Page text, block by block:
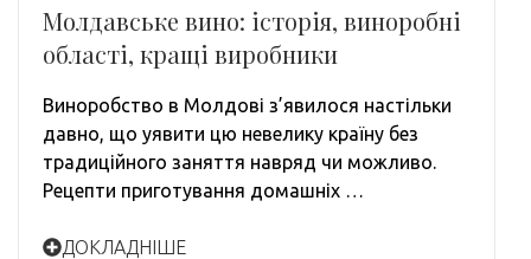
Молдавське вино: історія, виноробні
області, кращі виробники
Виноробство в Молдові з’явилося настільки
давно, що уявити цю невелику країну без
традиційного заняття навряд чи можливо.
Рецепти приготування домашніх …
ДОКЛАДНІШЕ